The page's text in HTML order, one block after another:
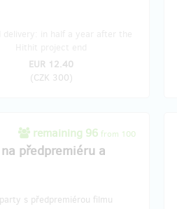
EUR 12.40
(CZK 300)
remaining 96 from 100
předpremiéru a
s předpremiérou filmu